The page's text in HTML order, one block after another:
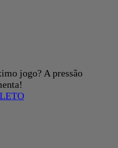
jogo? A pressão